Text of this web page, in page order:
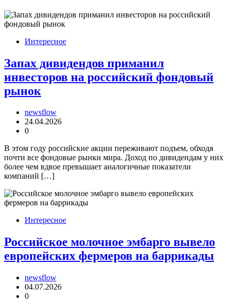
Интересное
Запах дивидендов приманил
инвесторов на российский фондовый
рынок
newsflow
24.04.2026
0
В этом году российские акции переживают подъем, обходя
почти все фондовые рынки мира. Доход по дивидендам у них
более чем вдвое превышает аналогичные показатели
компаний […]
Интересное
Российское молочное эмбарго вывело
европейских фермеров на баррикады
newsflow
04.07.2026
0